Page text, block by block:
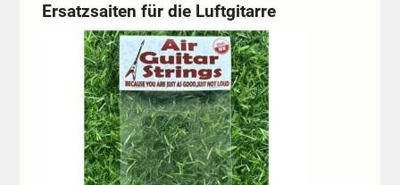
Ersatzsaiten für die Luftgitarre